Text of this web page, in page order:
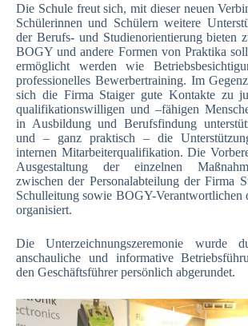
Die Schule freut sich, mit dieser neuen
Schülerinnen und Schülern weitere
der Berufs- und Studienorientierung bieten
BOGY und andere Formen von Praktika
ermöglicht werden wie
professionelles Bewerbertraining. Im
sich die Firma Staiger gute Kontakte zu
qualifikationswilligen und –fähigen
in Ausbildung und Berufsfindung
und – ganz praktisch – die
internen Mitarbeiterqualifikation. Die
Ausgestaltung der einzelnen
zwischen der Personalabteilung der Firma
Schulleitung sowie BOGY-Verantwortlichen
organisiert.
Die Unterzeichnungszeremonie wurde
anschauliche und informative
den Geschäftsführer persönlich abgerundet.